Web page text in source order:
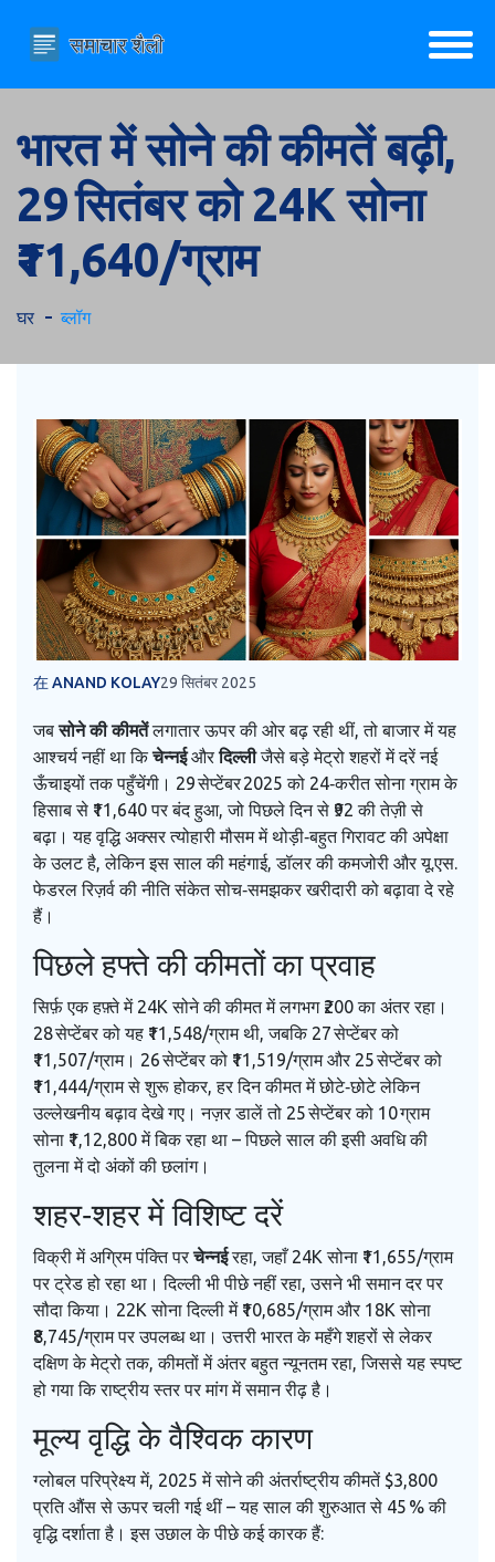
भारत में सोने की कीमतें बढ़ी,
29 सितंबर को 24K सोना
₹11,640/ग्राम
घर ब्लॉग
在 ANAND KOLAY29 सितंबर 2025
जबसोने की कीमतेंलगातार ऊपर की ओर बढ़ रही थीं, तो बाजार में यह
आश्चर्य नहीं था किचेन्नईऔरदिल्लीजैसे बड़े मेट्रो शहरों में दरें नई
ऊँचाइयों तक पहुँचेंगी। 29 सेप्टेंबर 2025 को 24‑करीत सोना ग्रा‍म के
हिसाब से ₹11,640 पर बंद हुआ, जो पिछले दिन से ₹92 की तेज़ी से
बढ़ा। यह वृद्धि अक्सर त्योहारी मौसम में थोड़ी‑बहुत गिरावट की अपेक्षा
के उलट है, लेकिन इस साल की महंगाई, डॉलर की कमजोरी और यू.एस.
फेडरल रिज़र्व की नीति संकेत सोच‑समझकर खरीदारी को बढ़ावा दे रहे
हैं।
पिछले हफ्ते की कीमतों का प्रवाह
सिर्फ़ एक हफ़्ते में 24K सोने की कीमत में लगभग ₹200 का अंतर रहा।
28 सेप्टेंबर को यह ₹11,548/ग्राम थी, जबकि 27 सेप्टेंबर को
₹11,507/ग्राम। 26 सेप्टेंबर को ₹11,519/ग्राम और 25 सेप्टेंबर को
₹11,444/ग्राम से शुरू होकर, हर दिन कीमत में छोटे‑छोटे लेकिन
उल्लेखनीय बढ़ाव देखे गए। नज़र डालें तो 25 सेप्टेंबर को 10 ग्राम
सोना ₹1,12,800 में बिक रहा था – पिछले साल की इसी अवधि की
तुलना में दो अंकों की छलांग।
शहर‑शहर में विशिष्ट दरें
विक्री में अग्रिम पंक्ति परचेन्नईरहा, जहाँ 24K सोना ₹11,655/ग्राम
पर ट्रेड हो रहा था। दिल्ली भी पीछे नहीं रहा, उसने भी समान दर पर
सौदा किया। 22K सोना दिल्ली में ₹10,685/ग्राम और 18K सोना
₹8,745/ग्राम पर उपलब्ध था। उत्तरी भारत के महँगे शहरों से लेकर
दक्षिण के मेट्रो तक, कीमतों में अंतर बहुत न्यूनतम रहा, जिससे यह स्पष्ट
हो गया कि राष्ट्रीय स्तर पर मांग में समान रीढ़ है।
मूल्य वृद्धि के वैश्विक कारण
ग्लोबल परिप्रेक्ष्य में, 2025 में सोने की अंतर्राष्ट्रीय कीमतें $3,800
प्रति औंस से ऊपर चली गई थीं – यह साल की शुरुआत से 45 % की
वृद्धि दर्शाता है। इस उछाल के पीछे कई कारक हैं: